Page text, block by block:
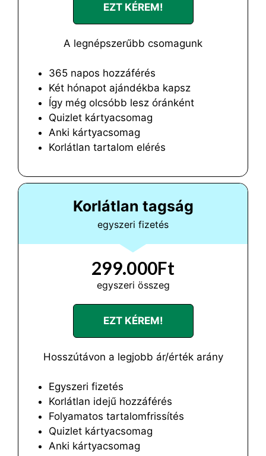
EZT KÉREM!
A legnépszerűbb csomagunk
365 napos hozzáférés
Két hónapot ajándékba kapsz
Így még olcsóbb lesz óránként
Quizlet kártyacsomag
Anki kártyacsomag
Korlátlan tartalom elérés
Korlátlan tagság
egyszeri fizetés
299.000Ft
egyszeri összeg
EZT KÉREM!
Hosszútávon a legjobb ár/érték arány
Egyszeri fizetés
Korlátlan idejű hozzáférés
Folyamatos tartalomfrissítés
Quizlet kártyacsomag
Anki kártyacsomag